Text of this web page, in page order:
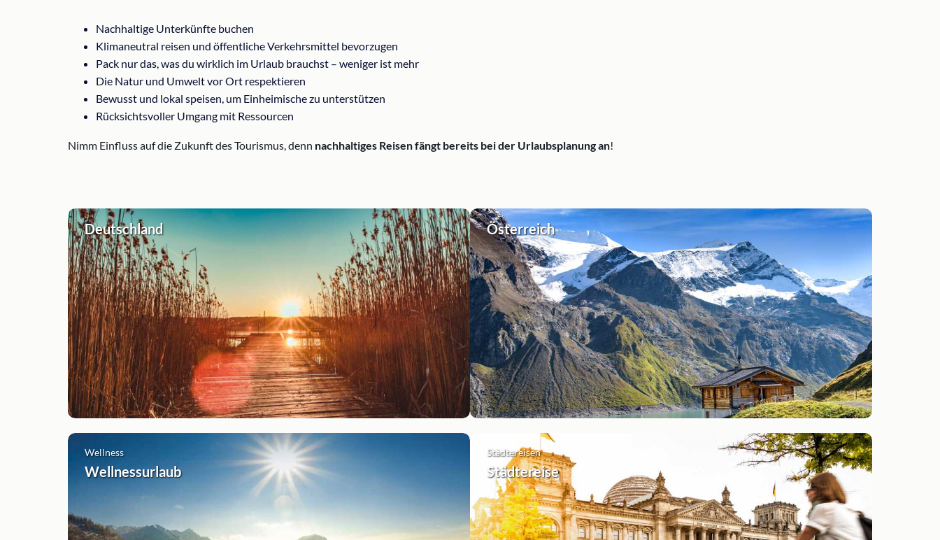
Nachhaltige Unterkünfte buchen
Klimaneutral reisen und öffentliche Verkehrsmittel bevorzugen
Pack nur das, was du wirklich im Urlaub brauchst – weniger ist mehr
Die Natur und Umwelt vor Ort respektieren
Bewusst und lokal speisen, um Einheimische zu unterstützen
Rücksichtsvoller Umgang mit Ressourcen
Nimm Einfluss auf die Zukunft des Tourismus, denn nachhaltiges Reisen fängt bereits bei der Urlaubsplanung an!
Deutschland Österreich
Wellness
Wellnessurlaub
Städtereisen
Städtereise